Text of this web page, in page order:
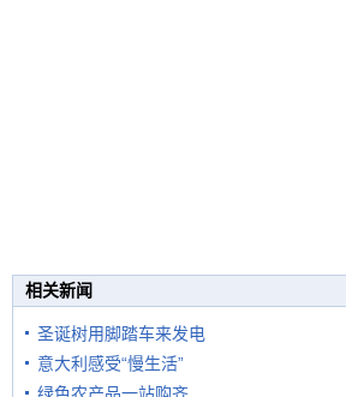
相关新闻
圣诞树用脚踏车来发电
意大利感受“慢生活”